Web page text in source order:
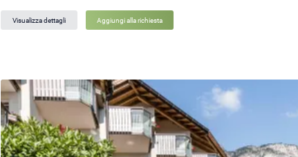
Visualizza dettagli Aggiungi alla richiesta